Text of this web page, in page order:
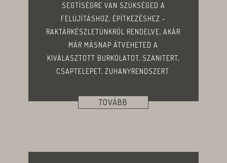
SEGTÍSÉGRE VAN SZÜKSÉGED A
FELÚJÍTÁSHOZ, ÉPÍTKEZÉSHEZ -
RAKTÁRKÉSZLETÜNKRŐL RENDELVE, AKÁR
MÁR MÁSNAP ÁTVEHETED A
KIVÁLASZTOTT BURKOLATOT, SZANITERT,
CSAPTELEPET, ZUHANYRENDSZERT.
TOVÁBB